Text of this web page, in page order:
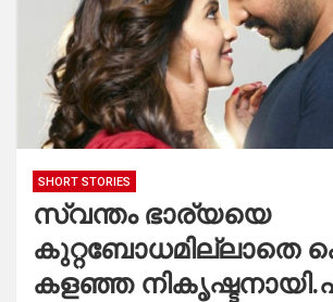
SHORT STORIES
സ്വന്തം ഭാര്യയെ
കുറ്റബോധമില്ലാതെ
കളഞ്ഞ